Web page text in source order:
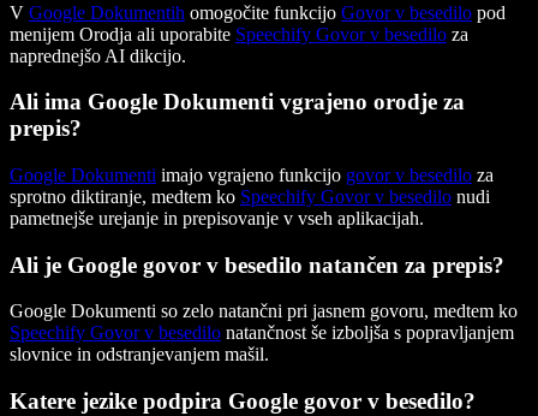
V Google Dokumentih omogočite funkcijo Govor v besedilo pod
menijem Orodja ali uporabite Speechify Govor v besedilo za
naprednejšo AI dikcijo.
Ali ima Google Dokumenti vgrajeno orodje za
prepis?
Google Dokumenti imajo vgrajeno funkcijo govor v besedilo za
sprotno diktiranje, medtem ko Speechify Govor v besedilo nudi
pametnejše urejanje in prepisovanje v vseh aplikacijah.
Ali je Google govor v besedilo natančen za prepis?
Google Dokumenti so zelo natančni pri jasnem govoru, medtem ko
Speechify Govor v besedilo natančnost še izboljša s popravljanjem
slovnice in odstranjevanjem mašil.
Katere jezike podpira Google govor v besedilo?